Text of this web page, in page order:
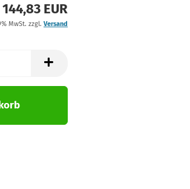
144,83 EUR
MwSt. zzgl. Versand